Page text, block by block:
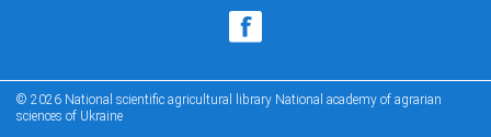
© 2026 National scientific agricultural library National academy of agrarian
sciences of Ukraine